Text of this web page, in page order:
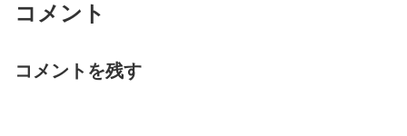
コメント
コメントを残す